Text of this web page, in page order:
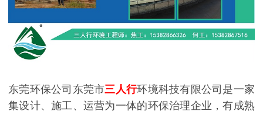
东莞环保公司东莞市三人行环境科技有限公司是一家
集设计、施工、运营为一体的环保治理企业，有成熟